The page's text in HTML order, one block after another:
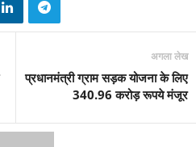
अगला लेख
प्रधानमंत्री ग्राम सड़क योजना के लिए
340.96 करोड़ रूपये मंजूर